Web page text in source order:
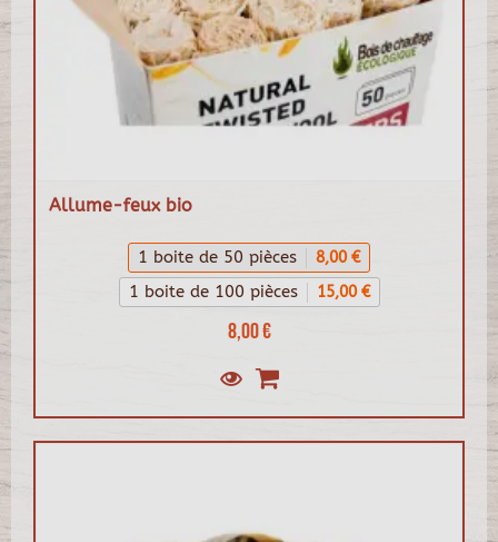
Allume-feux bio
8,00 €
1 boite de 50 pièces 8,00 €
1 boite de 100 pièces 15,00 €